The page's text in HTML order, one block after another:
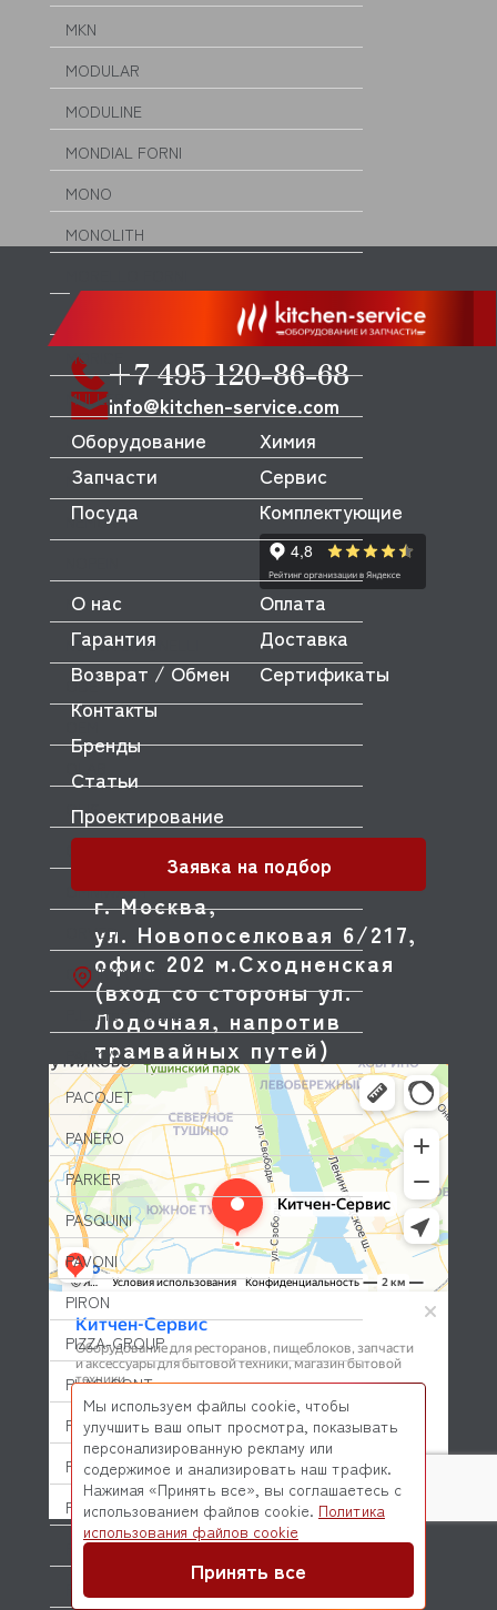
MKN
MODULAR
MODULINE
MONDIAL FORNI
MONO
MONOLITH
MORETTI
MORICE
MULLER
MUSSO
MVQ
NEMOX
NTF
NUOVA SIMONELLI
ODE
OLIS
OMNIWASH
ORVED
OZTIRYAKILER
P.L. Proff Cuisine
PACKVAC
PACOJET
PANERO
PARKER
PASQUINI
PAVONI
PIRON
PIZZA-GROUP
PLAS-CONT
POLAIR (ПОЛАИР)
PONY
POPCAKE
PRATICA
PRIMAX
+7 495 120-86-68
info@kitchen-service.com
г. Москва,
ул. Новопоселковая 6/217,
офис 202 м.Сходненская
(вход со стороны ул.
Лодочная, напротив
трамвайных путей)
Оборудование
Запчасти
Посуда
Химия
Сервис
Комплектующие
О нас
Оплата
Гарантия
Доставка
Возврат / Обмен
Сертификаты
Контакты
Бренды
Статьи
Проектирование
Заявка на подбор
© 2026 Kitchen-Service.com Интернет-магазин запчастей
и оборудования профессиональной кухни
Мы используем файлы cookie, чтобы
улучшить ваш опыт просмотра, показывать
персонализированную рекламу или
содержимое и анализировать наш трафик.
Нажимая «Принять все», вы соглашаетесь с
использованием файлов cookie. Политика
использования файлов cookie
Принять все